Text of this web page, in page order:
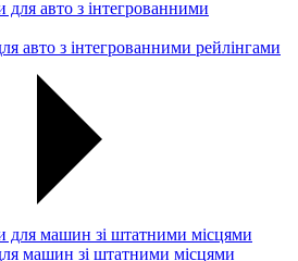
авто з інтегрованними рейлінгами
машин зі штатними місцями